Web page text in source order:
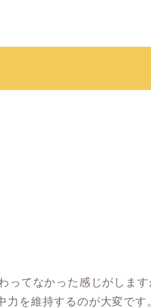
ってなかった感じがします
を維持するのが大変です